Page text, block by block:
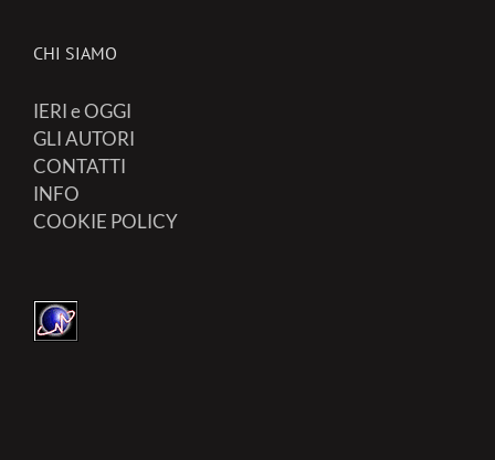
CHI SIAMO
IERI e OGGI
GLI AUTORI
CONTATTI
INFO
COOKIE POLICY